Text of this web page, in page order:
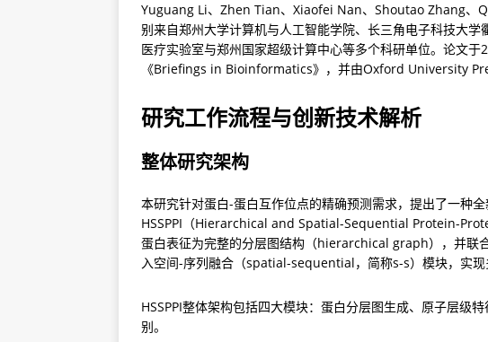
Yuguang Li、Zhen Tian、Xiaofei Nan、Shoutao Zhang、
别来自郑州大学计算机与人工智能学院、长三角电子科技大
医疗实验室与郑州国家超级计算中心等多个科研单位。论文
《Briefings in Bioinformatics》，并由Oxford University
研究工作流程与创新技术解析
整体研究架构
本研究针对蛋白-蛋白互作位点的精确预测需求，提出了一种
HSSPPI（Hierarchical and Spatial-Sequential Protein-
蛋白表征为完整的分层图结构（hierarchical graph），并联
入空间-序列融合（spatial-sequential，简称s-s）模块，实现
HSSPPI整体架构包括四大模块：蛋白分层图生成、原子层级
别。